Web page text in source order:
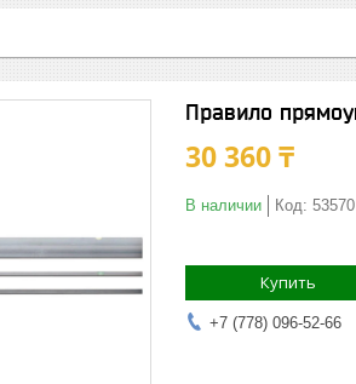
Правило
30 360 ₸
В наличии Код: 53570
Купить
+7 (778) 096-52-66